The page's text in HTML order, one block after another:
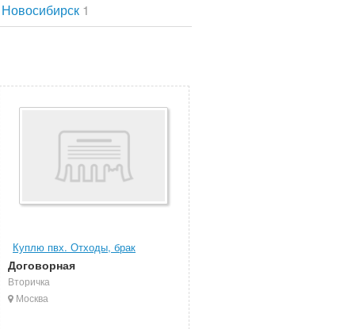
Новосибирск 1
Куплю пвх. Отходы, брак
Договорная
Вторичка
Москва